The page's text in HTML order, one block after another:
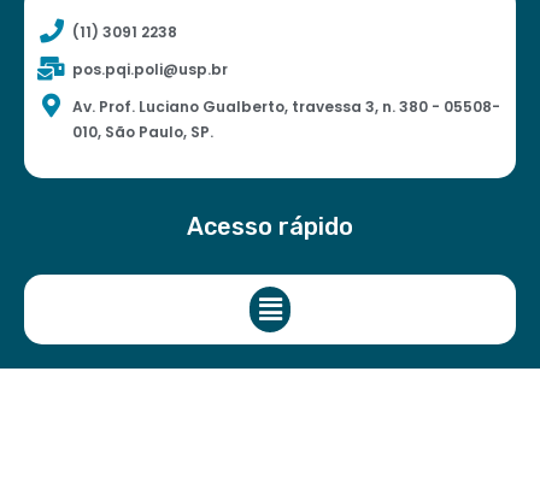
(11) 3091 2238
pos.pqi.poli@usp.br
Av. Prof. Luciano Gualberto, travessa 3, n. 380 - 05508-
010, São Paulo, SP.
Acesso rápido